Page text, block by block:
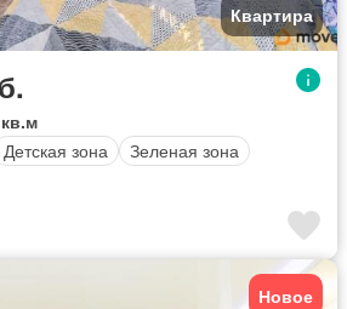
Квартира
Детская зона
Зеленая зона
Новое